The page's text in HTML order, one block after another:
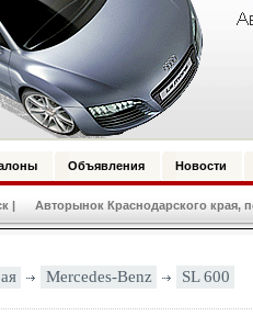
Объявления Новости
| Авторынок Краснодарского края,
Mercedes-Benz SL 600